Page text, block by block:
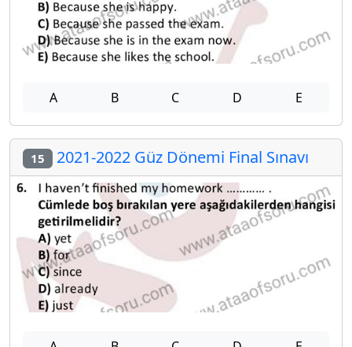
A B C D E
15 2021-2022 Güz Dönemi Final Sınavı